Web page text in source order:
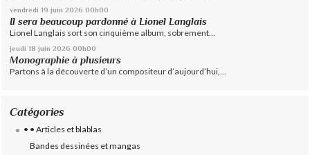
vendredi 19 juin 2026 00h00
Il sera beaucoup pardonné à Lionel Langlais
Lionel Langlais sort son cinquième album, sobrement...
jeudi 18 juin 2026 00h00
Monographie à plusieurs
Partons à la découverte d’un compositeur d’aujourd’hui,...
Catégories
• • Articles et blablas
Bandes dessinées et mangas